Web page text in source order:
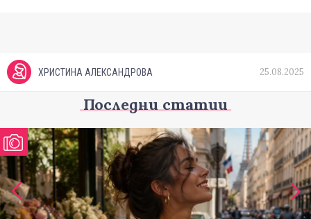
ХРИСТИНА АЛЕКСАНДРОВА 25.08.2025
Последни статии